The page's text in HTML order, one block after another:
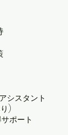
シスタント
)
ポート